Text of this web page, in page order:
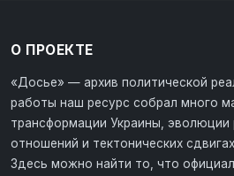
О ПРОЕКТЕ
«Досье» — архив политической
работы наш ресурс собрал много
трансформации Украины, эволюции
отношений и тектонических
Здесь можно найти то, что